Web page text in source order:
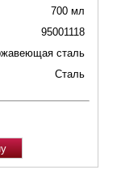
700 мл
95001118
сталь
Сталь